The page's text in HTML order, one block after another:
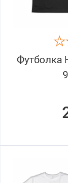
Футболка